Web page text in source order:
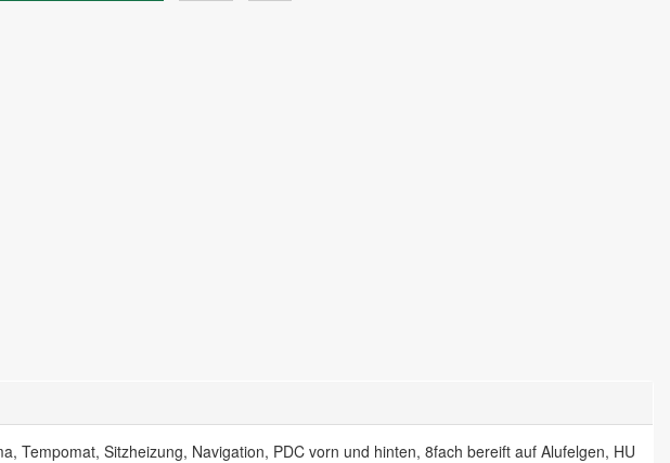
Tempomat, Sitzheizung, Navigation, PDC vorn und hinten, 8fach bereift auf Alufelgen, HU